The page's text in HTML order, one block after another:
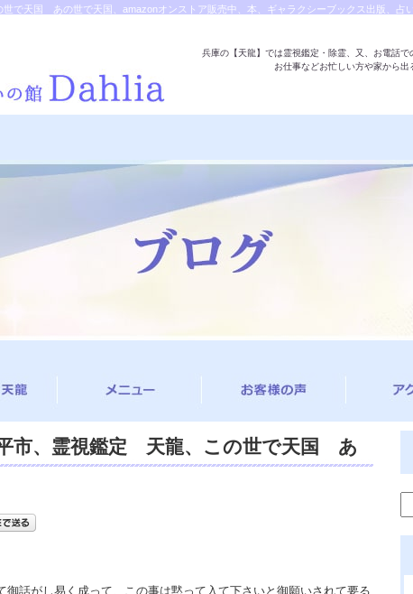
で天国 あの世で天国、amazonオンストア販売中、本、ギャラクシーブックス出版、占
兵庫の【天龍】では霊視鑑定・除霊、又、お電話
お仕事などお忙しい方や家から出
市、霊視鑑定 天龍、この世で天国 あ
、スピリチュアル、遠隔、除霊口コ
御話がし易く成って、この事は黙って入て下さいと御願いされて要る